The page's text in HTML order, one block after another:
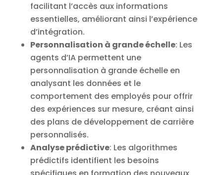
facilitant l’accès aux informations
essentielles, améliorant ainsi l’expérience
d’intégration.
Personnalisation à grande échelle: Les
agents d’IA permettent une
personnalisation à grande échelle en
analysant les données et le
comportement des employés pour offrir
des expériences sur mesure, créant ainsi
des plans de développement de carrière
personnalisés.
Analyse prédictive: Les algorithmes
prédictifs identifient les besoins